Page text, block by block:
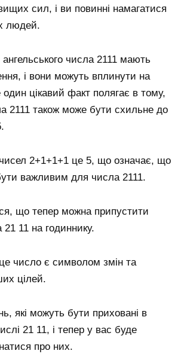
сил, і ви повинні намагатися
людей.
ангельського числа 2111 мають
і вони можуть вплинути на
цікавий факт полягає в тому,
2111 також може бути схильне до
2+1+1+1 це 5, що означає, що
важливим для числа 2111.
що тепер можна припустити
11 на годиннику.
число є символом змін та
цілей.
які можуть бути приховані в
21 11, і тепер у вас буде
про них.